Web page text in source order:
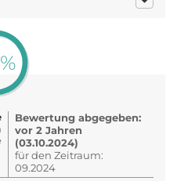
Bewertung abgegeben:
vor 2 Jahren
(03.10.2024)
für den Zeitraum:
09.2024